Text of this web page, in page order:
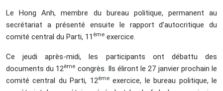
Le Hong Anh, membre du bureau politique, permanent au
secrétariat a présenté ensuite le rapport d’autocritique du
comité central du Parti, 11 ème exercice.
Ce jeudi après-midi, les participants ont débattu des
documents du 12ème congrès. Ils éliront le 27 janvier prochain le
comité central du Parti, 12èmeexercice, le bureau politique, le